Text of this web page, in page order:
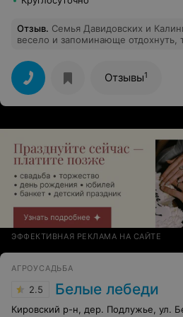
Отзыв. Семья Давидовских и
весело и запоминающе отдохнуть,
свежем воздухе была на
недельного отдыха, так что кто
и тишине, лучше остаться дома
Отзывы1
ЭФФЕКТИВНАЯ РЕКЛАМА НА САЙТЕ
АГРОУСАДЬБА
2.5 Белые лебеди
Кировский р-н, дер. Подлужье, ул.